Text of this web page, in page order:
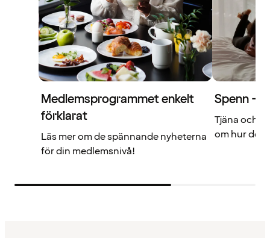
Medlemsprogrammet enkelt
förklarat
Läs mer om de spännande nyheterna
för din medlemsnivå!
Spenn –
Tjäna och
om hur det